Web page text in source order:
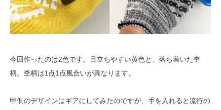
今回作ったのは2色です。目立ちやすい黄色と、落ち着いた杢
柄。杢柄は1点1点風合いが異なります。
甲側のデザインはギアにしてみたのですが、手を入れると流行の